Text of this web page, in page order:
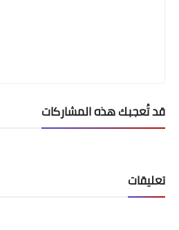
قد تُعجبك هذه المشاركات
تعليقات